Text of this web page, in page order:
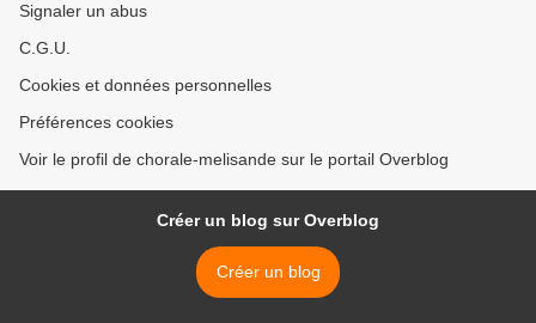
Signaler un abus
C.G.U.
Cookies et données personnelles
Préférences cookies
Voir le profil de chorale-melisande sur le portail Overblog
Créer un blog sur Overblog
Créer un blog